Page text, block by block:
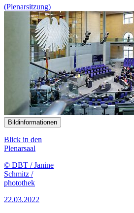
(Plenarsitzung)
Bildinformationen
Blick in den
Plenarsaal
© DBT / Janine
Schmitz /
photothek
22.03.2022